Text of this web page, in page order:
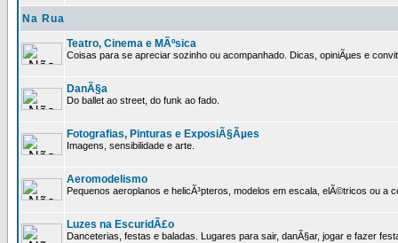
Na Rua
Teatro, Cinema e MÃºsica
Coisas para se apreciar sozinho ou acompanhado. Dicas, opiniÃµes e
DanÃ§a
Do ballet ao street, do funk ao fado.
Fotografias, Pinturas e ExposiÃ§Ãµes
Imagens, sensibilidade e arte.
Aeromodelismo
Pequenos aeroplanos e helicÃ³pteros, modelos em escala, elÃ©tricos ou a
Luzes na EscuridÃ£o
Danceterias, festas e baladas. Lugares para sair, danÃ§ar, jogar e fazer